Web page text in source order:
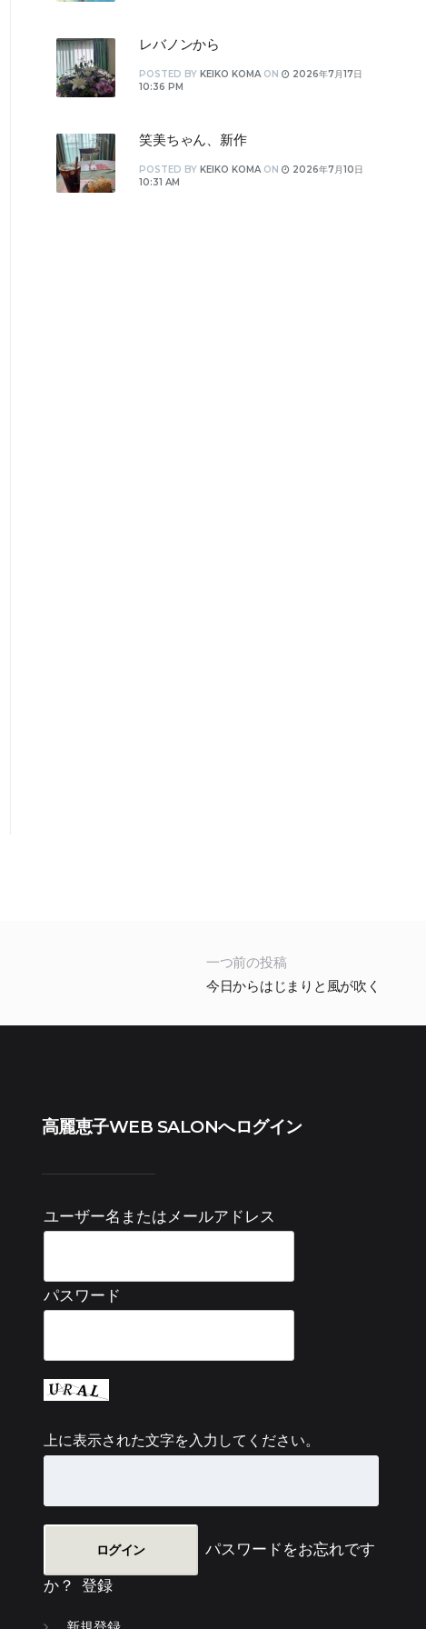
レバノンから
POSTED BY KEIKO KOMA ON
2026年7月17日
10:36 PM
笑美ちゃん、新作
POSTED BY KEIKO KOMA ON
2026年7月10日
10:31 AM
一つ前の投稿
今日からはじまりと風が吹く
高麗恵子WEB SALONへログイン
ユーザー名またはメールアドレス
パスワード
上に表示された文字を入力してください。
パスワードをお忘れです
か？ 登録